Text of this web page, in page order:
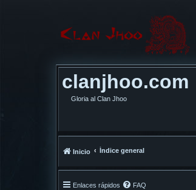
clanjhoo.com
Gloria al Clan Jhoo
Inicio Índice general
Enlaces rápidos FAQ